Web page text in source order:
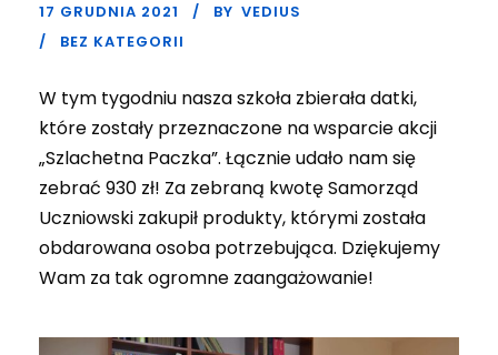
17 GRUDNIA 2021 BY VEDIUS
BEZ KATEGORII
W tym tygodniu nasza szkoła zbierała datki,
które zostały przeznaczone na wsparcie akcji
„Szlachetna Paczka”. Łącznie udało nam się
zebrać 930 zł! Za zebraną kwotę Samorząd
Uczniowski zakupił produkty, którymi została
obdarowana osoba potrzebująca. Dziękujemy
Wam za tak ogromne zaangażowanie!